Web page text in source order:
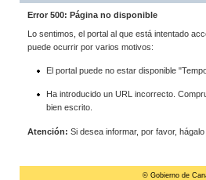
Error 500: Página no disponible
Lo sentimos, el portal al que está intentado
puede ocurrir por varios motivos:
El portal puede no estar disponible
Ha introducido un URL incorrecto.
bien escrito.
Atención: Si desea informar, por favor,
© Gobierno de